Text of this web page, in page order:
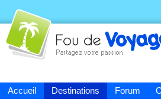
Accueil Destinations Forum
Fou devoyage